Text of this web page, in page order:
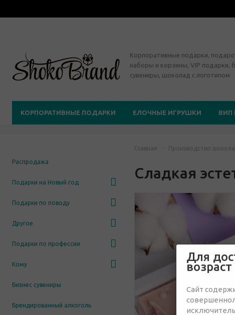
Корпоративные подарки,
наборы и корзины, VIP подарки,
сувениры, шоколад с логотипом
КОРПОРАТИВНЫЕ ПОДАРКИ ЕЛОЧНЫЕ ИГРУШКИ ВИП
Распродажа
Подарки на Новый год
Подарки по поводу
Другое
Подарки по профессии
Кому
Бизнес сувениры
Брендированный алкоголь
Главная - Производство
Сладкая
Для
возраст
Сайт